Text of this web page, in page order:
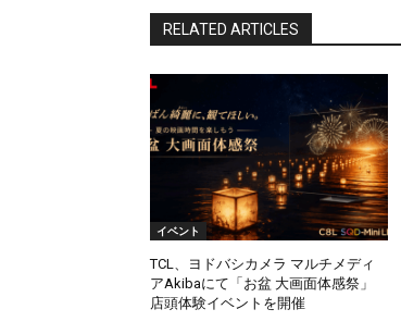
RELATED ARTICLES
イベント
TCL、ヨドバシカメラ マルチメディ
アAkibaにて「お盆 大画面体感祭」
店頭体験イベントを開催